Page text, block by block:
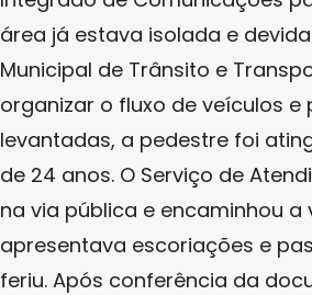
área já estava isolada e
Municipal de Trânsito e
organizar o fluxo de veículos
levantadas, a pedestre foi
de 24 anos. O Serviço de
na via pública e encaminhou a
apresentava escoriações e
feriu. Após conferência da